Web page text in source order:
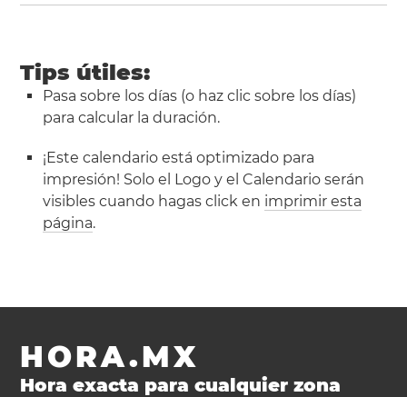
Tips útiles:
Pasa sobre los días (o haz clic sobre los días)
para calcular la duración.
¡Este calendario está optimizado para
impresión! Solo el Logo y el Calendario serán
visibles cuando hagas click en imprimir esta
página.
HORA.MX
Hora exacta para cualquier zona